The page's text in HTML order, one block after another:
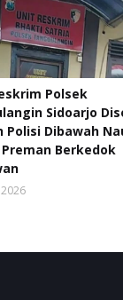
Polsek
Sidoarjo
Polisi Dibawah
Berkedok